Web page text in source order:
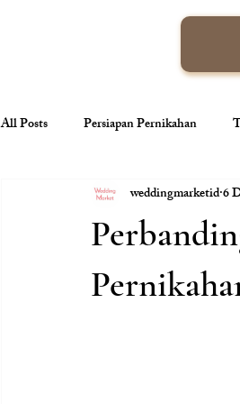
All Posts Persiapan Pernikahan
venue pernikahan Wedding
Tren Pernikahan Konsep
weddingmarketid6